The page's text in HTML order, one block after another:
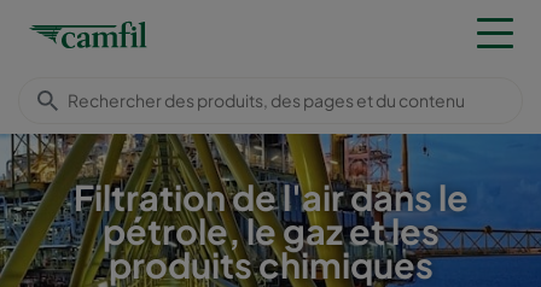
Filtration de l'air dans le
pétrole, le gaz et les
produits chimiques